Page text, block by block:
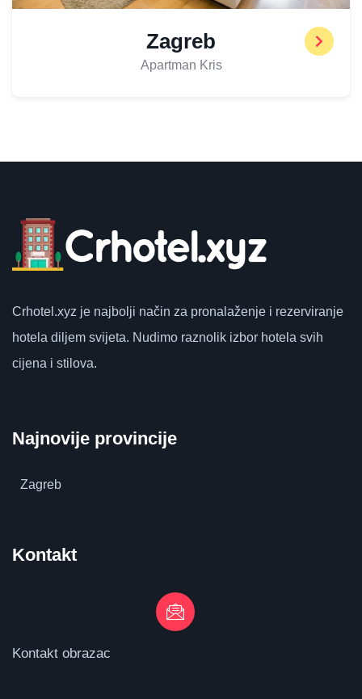
Zagreb
Apartman Kris
Crhotel.xyz je najbolji način za pronalaženje i rezerviranje
hotela diljem svijeta. Nudimo raznolik izbor hotela svih
cijena i stilova.
Najnovije provincije
Zagreb
Kontakt
Kontakt obrazac